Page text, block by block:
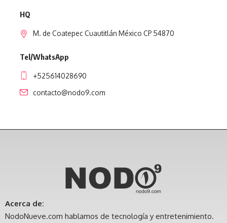
HQ
M. de Coatepec Cuautitlán México CP 54870
Tel/WhatsApp
+525614028690
contacto@nodo9.com
Acerca de:
NodoNueve.com hablamos de tecnología y entretenimiento.